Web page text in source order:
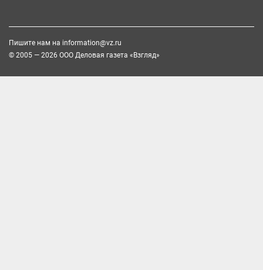
Пишите нам на information@vz.ru
© 2005 — 2026 ООО Деловая газета «Взгляд»